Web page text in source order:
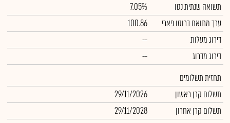
תשואה שנתית נטו
7.05%
ערך מתואם ברוטו פארי
100.86
דירוג מעלות
--
דירוג מדרוג
--
תחזית תשלומים
תשלום קרן ראשון
29/11/2026
תשלום קרן אחרון
29/11/2028